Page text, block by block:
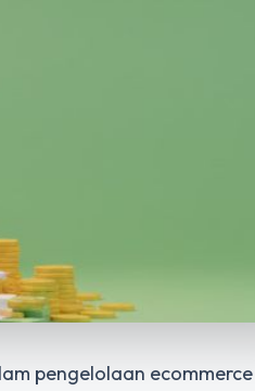
pengelolaan ecommerce